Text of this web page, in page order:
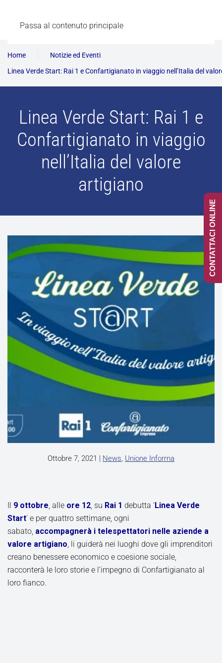
Passa al contenuto principale
Home
Notizie ed Eventi
Linea Verde Start: Rai 1 e Confartigianato in viaggio nell’Italia del
Linea Verde Start: Rai 1 e
Confartigianato in viaggio
nell’Italia del valore
artigiano
Ottobre 7, 2021 | News, Unione Informa
Il 9 ottobre, alle ore 12, su Rai 1 debutta ‘Linea Verde
Start’ e per quattro settimane, ogni
sabato, accompagnerà i telespettatori nelle aziende a
valore artigiano, li guiderà nei luoghi dove gli imprenditori
creano benessere economico e coesione sociale,
racconterà le loro storie e l’impegno di Confartigianato al
loro fianco.
CONTATTACI ONLINE